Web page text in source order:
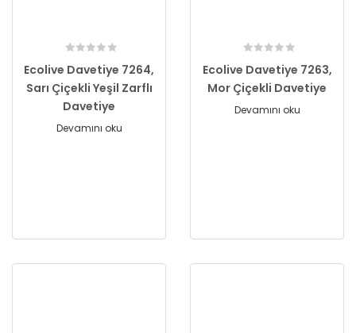
Ecolive Davetiye 7264,
Sarı Çiçekli Yeşil Zarflı
Davetiye
Devamını oku
Ecolive Davetiye 7263,
Mor Çiçekli Davetiye
Devamını oku